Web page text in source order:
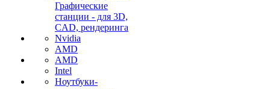
Графические
станции - для 3D,
CAD, рендеринга
Nvidia
AMD
AMD
Intel
Ноутбуки-